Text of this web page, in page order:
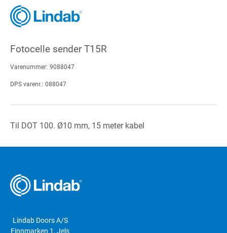
Fotocelle sender T15R
Varenummer: 9088047
DPS varenr.: 088047
Til DOT 100. Ø10 mm, 15 meter kabel
Lindab Doors A/S
Finnmarken 1, Jels